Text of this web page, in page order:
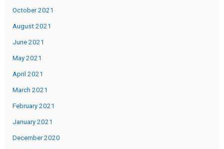
October 2021
August 2021
June 2021
May 2021
April 2021
March 2021
February 2021
January 2021
December 2020